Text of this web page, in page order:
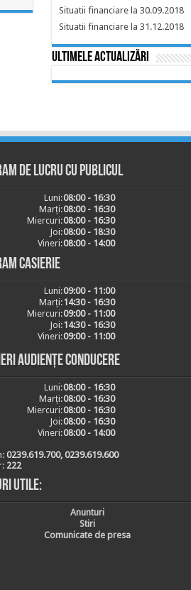
Situatii financiare la 30.09.2018
Situatii financiare la 31.12.2018
Ultimele actualizări
de lucru cu publicul
Luni:08:00 - 16:30
Marți:08:00 - 16:30
Miercuri:08:00 - 16:30
Joi:08:00 - 18:30
Vineri:08:00 - 14:00
casierie
Luni:09:00 - 11:00
Marți:14:30 - 16:30
Miercuri:09:00 - 11:00
Joi:14:30 - 16:30
Vineri:09:00 - 11:00
audiențe conducere
Luni:08:00 - 16:30
Marți:08:00 - 16:30
Miercuri:08:00 - 16:30
Joi:08:00 - 16:30
Vineri:08:00 - 14:00
0239.619.700, 0239.619.600
222
utile:
Anunturi
Stiri
Comunicate de presa